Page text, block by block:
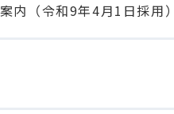
内（令和9年4月1日採用）